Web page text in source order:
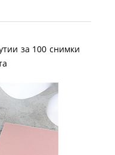
за 100 снимки